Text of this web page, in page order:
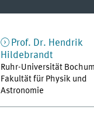
Prof. Dr. Hendrik
Hildebrandt
Ruhr-Universität Bochum
Fakultät für Physik und
Astronomie